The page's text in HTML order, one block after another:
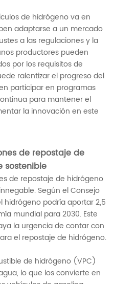
de hidrógeno va en
adaptarse a un mercado
a las regulaciones y la
productores pueden
por los requisitos de
ralentizar el progreso del
participar en programas
para mantener el
la innovación en este
de repostaje de
sostenible
de repostaje de hidrógeno
Según el Consejo
hidrógeno podría aportar 2,5
mundial para 2030. Este
la urgencia de contar con
el repostaje de hidrógeno.
de hidrógeno (VPC)
lo que los convierte en